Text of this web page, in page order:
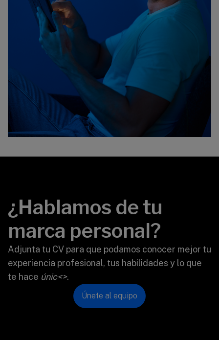
¿Hablamos de tu
marca personal?
Adjunta tu CV para que podamos conocer mejor tu
experiencia profesional, tus habilidades y lo que
te hace únic<>.
Únete al equipo